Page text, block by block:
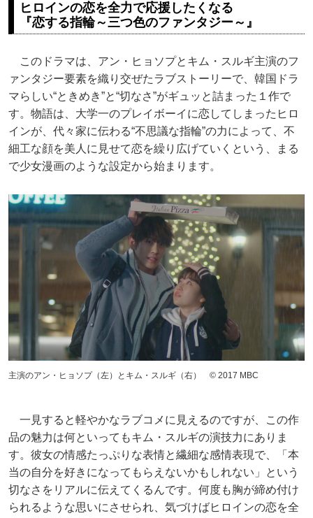
ヒロインの恋を全力で応援したくなる
『恋する指輪～三つ色のファンタジー～』
このドラマは、アン・ヒョソプとキム・スルギ主演のフ
ァンタジー要素を織り交ぜたラブストーリーで、韓国ドラ
マらしい“ときめき”と“切なさ”がギュッと詰まった１作で
す。物語は、大学一のプレイボーイに恋してしまったヒロ
インが、代々家に伝わる“不思議な指輪”の力によって、不
細工な顔を美人に見せて恋を繰り広げていくという、まる
で少女漫画のような設定から始まります。
主演のアン・ヒョソプ（左）とキム・スルギ（右） © 2017 MBC
一見すると軽やかなラブコメに見えるのですが、この作
品の魅力は何といってもキム・スルギの演技力にありま
す。彼女の情感たっぷりな表情と繊細な感情表現で、「本
当の自分を好きになってもらえないかもしれない」という
切なさをリアルに伝えてくるんです。何度も胸が締め付け
られるような思いにさせられ、気づけばヒロインの恋を全